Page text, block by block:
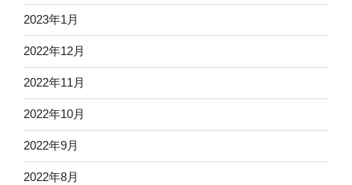
2023年1月
2022年12月
2022年11月
2022年10月
2022年9月
2022年8月